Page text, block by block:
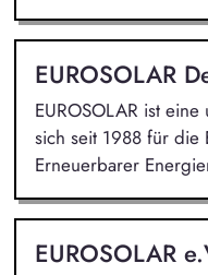
EUROSOLAR
EUROSOLAR ist
sich seit 1988 für die
Erneuerbarer
EUROSOLAR